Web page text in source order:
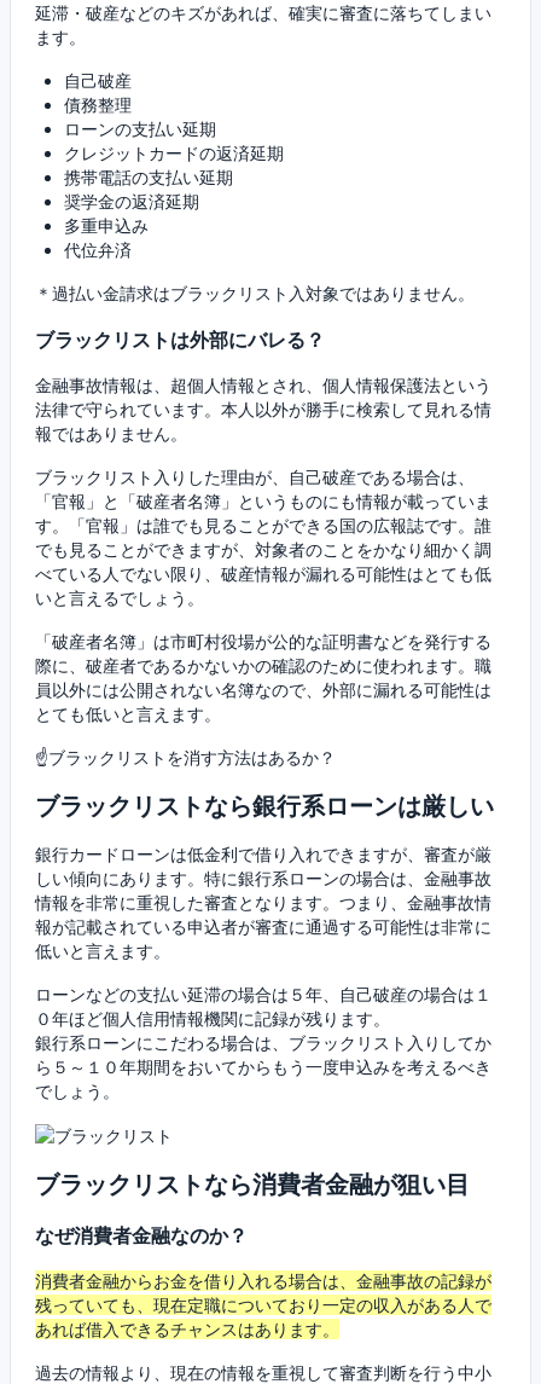
延滞・破産などのキズがあれば、確実に審査に落ちてしまい
ます。
自己破産
債務整理
ローンの支払い延期
クレジットカードの返済延期
携帯電話の支払い延期
奨学金の返済延期
多重申込み
代位弁済
＊過払い金請求はブラックリスト入対象ではありません。
ブラックリストは外部にバレる？
金融事故情報は、超個人情報とされ、個人情報保護法という
法律で守られています。本人以外が勝手に検索して見れる情
報ではありません。
ブラックリスト入りした理由が、自己破産である場合は、
「官報」と「破産者名簿」というものにも情報が載っていま
す。「官報」は誰でも見ることができる国の広報誌です。誰
でも見ることができますが、対象者のことをかなり細かく調
べている人でない限り、破産情報が漏れる可能性はとても低
いと言えるでしょう。
「破産者名簿」は市町村役場が公的な証明書などを発行する
際に、破産者であるかないかの確認のために使われます。職
員以外には公開されない名簿なので、外部に漏れる可能性は
とても低いと言えます。
☝ブラックリストを消す方法はあるか？
ブラックリストなら銀行系ローンは厳しい
銀行カードローンは低金利で借り入れできますが、審査が厳
しい傾向にあります。特に銀行系ローンの場合は、金融事故
情報を非常に重視した審査となります。つまり、金融事故情
報が記載されている申込者が審査に通過する可能性は非常に
低いと言えます。
ローンなどの支払い延滞の場合は５年、自己破産の場合は１
０年ほど個人信用情報機関に記録が残ります。
銀行系ローンにこだわる場合は、ブラックリスト入りしてか
ら５～１０年期間をおいてからもう一度申込みを考えるべき
でしょう。
ブラックリストなら消費者金融が狙い目
なぜ消費者金融なのか？
消費者金融からお金を借り入れる場合は、金融事故の記録が
残っていても、現在定職についており一定の収入がある人で
あれば借入できるチャンスはあります。
過去の情報より、現在の情報を重視して審査判断を行う中小